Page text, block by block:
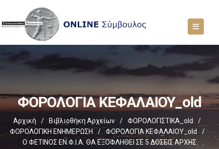
ΦΟΡΟΛΟΓΙΑ ΚΕΦΑΛΑΙΟΥ_old
Αρχική / Βιβλιοθήκη Αρχείων / ΦΟΡΟΛΟΓΙΣΤΙΚΑ_old
/
ΦΟΡΟΛΟΓΙΚΗ ΕΝΗΜΕΡΩΣΗ
/ ΦΟΡΟΛΟΓΙΑ ΚΕΦΑΛΑΙΟΥ_old
/
Ο ΦΕΤΙΝΟΣ ΕΝ.Φ.Ι.Α. ΘΑ ΕΞΟΦΛΗΘΕΙ ΣΕ 5 ΔΟΣΕΙΣ ΑΡΧΗΣ